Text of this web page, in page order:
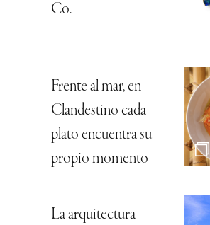
Co.
Frente al mar, en
Clandestino cada
plato encuentra su
propio momento
La arquitectura